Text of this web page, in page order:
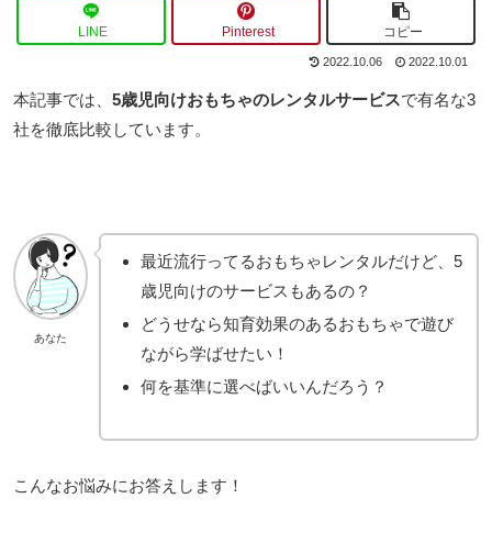
LINE Pinterest コピー
2022.10.06 2022.10.01
本記事では、 5歳児向けおもちゃのレンタルサービスで有名な3
社を徹底比較しています。
あなた
最近流行ってるおもちゃレンタルだけど、5
歳児向けのサービスもあるの？
どうせなら知育効果のあるおもちゃで遊び
ながら学ばせたい！
何を基準に選べばいいんだろう？
こんなお悩みにお答えします！